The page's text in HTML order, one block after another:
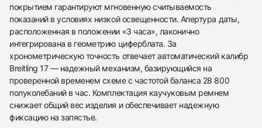
438
285
145
142
205
204
195
150
6
покрытием гарантируют мгновенную считываемость
показаний в условиях низкой освещенности. Апертура даты,
расположенная в положении «3 часа», лаконично
интегрирована в геометрию циферблата. За
хронометрическую точность отвечает автоматический калибр
Breitling 17 — надежный механизм, базирующийся на
проверенной временем схеме с частотой баланса 28 800
полуколебаний в час. Комплектация каучуковым ремнем
снижает общий вес изделия и обеспечивает надежную
фиксацию на запястье.